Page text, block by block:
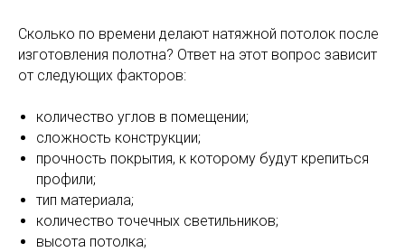
Сколько по времени делают натяжной потолок после
изготовления полотна? Ответ на этот вопрос зависит
от следующих факторов:
количество углов в помещении;
сложность конструкции;
прочность покрытия, к которому будут крепиться
профили;
тип материала;
количество точечных светильников;
высота потолка;